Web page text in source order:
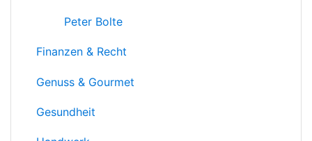
Peter Bolte
Finanzen & Recht
Genuss & Gourmet
Gesundheit